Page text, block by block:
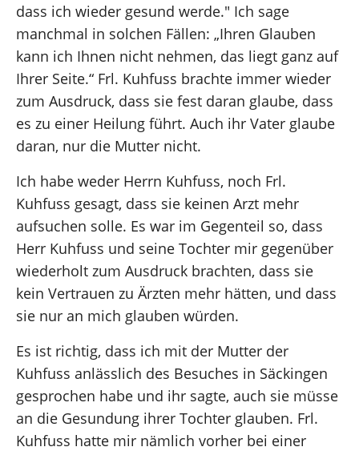
dass ich wieder gesund werde." Ich sage
manchmal in solchen Fällen: „Ihren Glauben
kann ich Ihnen nicht nehmen, das liegt ganz auf
Ihrer Seite.“ Frl. Kuhfuss brachte immer wieder
zum Ausdruck, dass sie fest daran glaube, dass
es zu einer Heilung führt. Auch ihr Vater glaube
daran, nur die Mutter nicht.
Ich habe weder Herrn Kuhfuss, noch Frl.
Kuhfuss gesagt, dass sie keinen Arzt mehr
aufsuchen solle. Es war im Gegenteil so, dass
Herr Kuhfuss und seine Tochter mir gegenüber
wiederholt zum Ausdruck brachten, dass sie
kein Vertrauen zu Ärzten mehr hätten, und dass
sie nur an mich glauben würden.
Es ist richtig, dass ich mit der Mutter der
Kuhfuss anlässlich des Besuches in Säckingen
gesprochen habe und ihr sagte, auch sie müsse
an die Gesundung ihrer Tochter glauben. Frl.
Kuhfuss hatte mir nämlich vorher bei einer